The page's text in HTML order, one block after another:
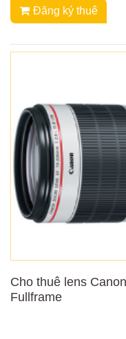
Đăng ký thuê
Cho thuê lens
Fullframe